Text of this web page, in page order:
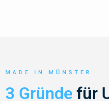
MADE IN MÜNSTER
3 Gründe für